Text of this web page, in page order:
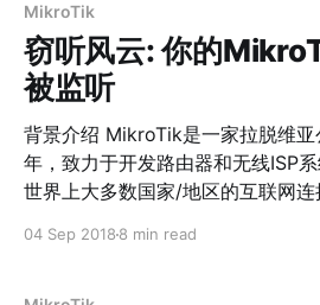
MikroTik
窃听风云: 你的
被监听
背景介绍 MikroTik是一家拉脱维亚公司，成立于1996
年，致力于开发路由器和无线ISP
世界上大多数国家/地区的互联网连
年，MikroTik决定制造自己的硬件
04 Sep 2018 8 min read